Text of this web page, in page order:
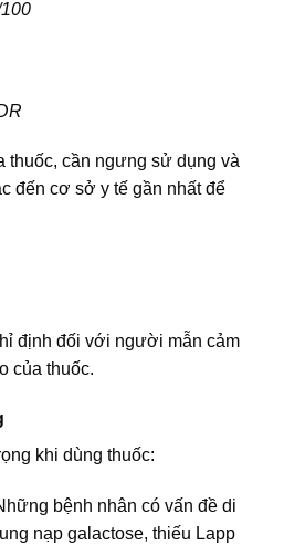
thuốc, cần ngưng sử dụng và
đến cơ sở y tế gần nhất để
định đối với người mẫn cảm
của thuốc.
khi dùng thuốc:
bệnh nhân có vấn đề di
nạp galactose, thiếu Lapp